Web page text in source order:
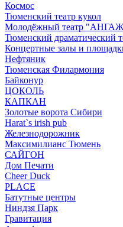
Космос
Тюменский театр кукол
Молодёжный театр
Тюменский драматический
Концертные залы и
Нефтяник
Тюменская Филармония
Байконур
ЦОКОЛЬ
КАПКАН
Золотые ворота Сибири
Harat`s irish pub
Железнодорожник
Максимилианс Тюмень
САЙГОН
Дом Печати
Cheer Duck
PLACE
Батутные центры
Ниндзя Парк
Гравитация